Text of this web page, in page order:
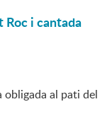
Roc i cantada
obligada al pati del